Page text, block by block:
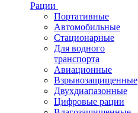
Рации
Портативные
Автомобильные
Стационарные
Для водного
транспорта
Авиационные
Взрывозащищенные
Двухдиапазонные
Цифровые рации